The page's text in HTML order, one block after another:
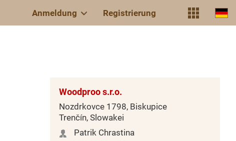
Anmeldung Registrierung
Woodproo s.r.o.
Nozdrkovce 1798, Biskupice
Trenčín, Slowakei
Patrik Chrastina